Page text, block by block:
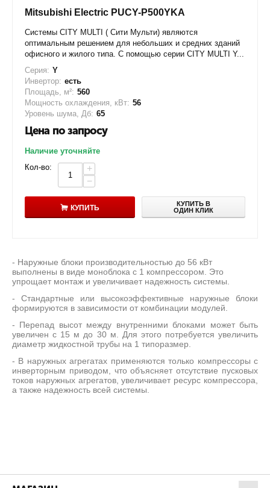
Mitsubishi Electric PUCY-P500YKA
Системы CITY MULTI ( Сити Мульти) являются
оптимальным решением для небольших и средних зданий
офисного и жилого типа. С помощью серии CITY MULTI Y...
Серия: Y
Инвертор: есть
Площадь, м²: 560
Мощность охлаждения, кВт: 56
Уровень шума, Дб: 65
Цена по запросу
Наличие уточняйте
Кол-во:
+
−
КУПИТЬ
КУПИТЬ В
ОДИН КЛИК
- Наружные блоки производительностью до 56 кВт
выполнены в виде моноблока с 1 компрессором. Это
упрощает монтаж и увеличивает надежность системы.
- Стандартные или высокоэффективные наружные блоки
формируются в зависимости от комбинации модулей.
- Перепад высот между внутренними блоками может быть
увеличен с 15 м до 30 м. Для этого потребуется увеличить
диаметр жидкостной трубы на 1 типоразмер.
- В наружных агрегатах применяются только компрессоры с
инверторным приводом, что объясняет отсутствие пусковых
токов наружных агрегатов, увеличивает ресурс компрессора,
а также надежность всей системы.